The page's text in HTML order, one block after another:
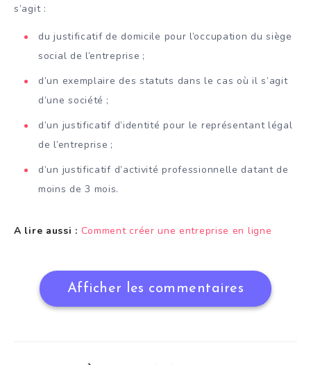
s’agit :
du justificatif de domicile pour l’occupation du siège
social de l’entreprise ;
d’un exemplaire des statuts dans le cas où il s’agit
d’une société ;
d’un justificatif d’identité pour le représentant légal
de l’entreprise ;
d’un justificatif d’activité professionnelle datant de
moins de 3 mois.
A lire aussi : Comment créer une entreprise en ligne
Afficher les commentaires